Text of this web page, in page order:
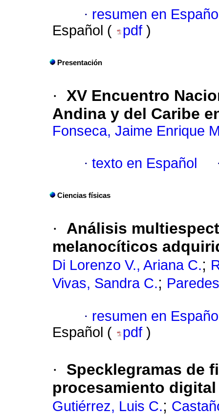
· resumen en
Español (
pdf )
Presentación
· XV Encuentro
Andina y del Caribe
Fonseca, Jaime Enrique
· texto en Español
Ciencias físicas
·
Análisis
melanocíticos
Di Lorenzo V., Ariana C.;
Vivas, Sandra C.;
· resumen en
Español (
pdf )
·
Specklegramas de
procesamiento
Gutiérrez, Luis C.;